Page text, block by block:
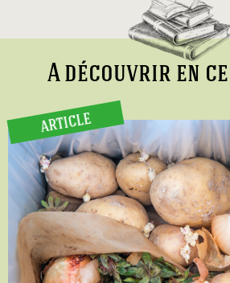
A découvrir en
ARTICLE